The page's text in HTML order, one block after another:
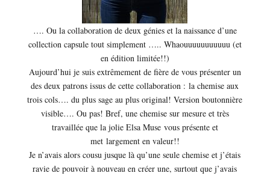
…. Ou la collaboration de deux génies et la naissance d’une
collection capsule tout simplement ….. Whaouuuuuuuuuuu (et
en édition limitée!!)
Aujourd’hui je suis extrêmement de fière de vous présenter un
des deux patrons issus de cette collaboration : la chemise aux
trois cols…. du plus sage au plus original! Version boutonnière
visible…. Ou pas! Bref, une chemise sur mesure et très
travaillée que la jolie Elsa Muse vous présente et
met largement en valeur!!
Je n’avais alors cousu jusque là qu’une seule chemise et j’étais
ravie de pouvoir à nouveau en créer une, surtout que j’avais